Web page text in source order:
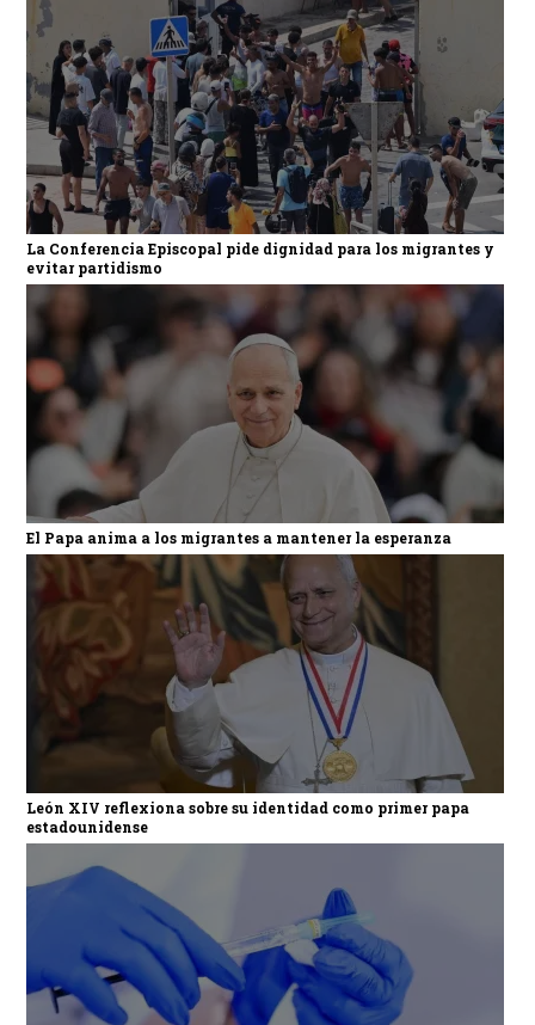
La Conferencia Episcopal pide dignidad para los migrantes y
evitar partidismo
El Papa anima a los migrantes a mantener la esperanza
León XIV reflexiona sobre su identidad como primer papa
estadounidense